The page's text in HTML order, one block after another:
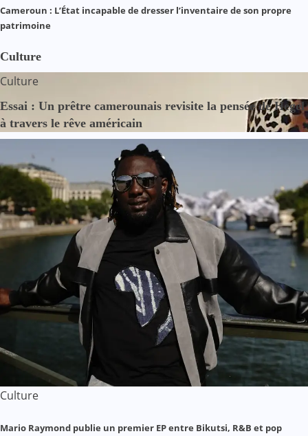
Cameroun : L’État incapable de dresser l’inventaire de son propre
patrimoine
Culture
Culture
Essai : Un prêtre camerounais revisite la pensée de Hegel
à travers le rêve américain
Culture
Mario Raymond publie un premier EP entre Bikutsi, R&B et pop